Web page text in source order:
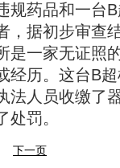
规药品和一台
，据初步审查
是一家无证照
经历。这台B
法人员收缴了
罚。
下一页